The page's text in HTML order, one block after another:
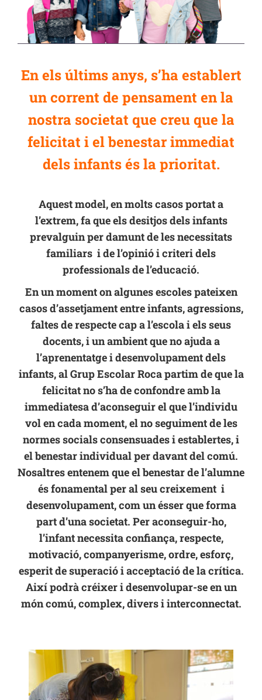
En els últims anys, s’ha establert
un corrent de pensament en la
nostra societat que creu que la
felicitat i el benestar immediat
dels infants és la prioritat.
Aquest model, en molts casos portat a
l’extrem, fa que els desitjos dels infants
prevalguin per damunt de les necessitats
familiars i de l’opinió i criteri dels
professionals de l’educació.
En un moment on algunes escoles pateixen
casos d’assetjament entre infants, agressions,
faltes de respecte cap a l’escola i els seus
docents, i un ambient que no ajuda a
l’aprenentatge i desenvolupament dels
infants, al Grup Escolar Roca partim de que la
felicitat no s’ha de confondre amb la
immediatesa d’aconseguir el que l’individu
vol en cada moment, el no seguiment de les
normes socials consensuades i establertes, i
el benestar individual per davant del comú.
Nosaltres entenem que el benestar de l’alumne
és fonamental per al seu creixement i
desenvolupament, com un ésser que forma
part d’una societat. Per aconseguir-ho,
l’infant necessita confiança, respecte,
motivació, companyerisme, ordre, esforç,
esperit de superació i acceptació de la crítica.
Així podrà créixer i desenvolupar-se en un
món comú, complex, divers i interconnectat.